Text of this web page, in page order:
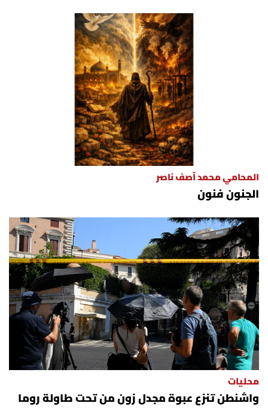
المحامي محمد آصف ناصر
الجنون فنون
محليات
واشنطن تنزع عبوة مجدل زون من تحت طاولة روما